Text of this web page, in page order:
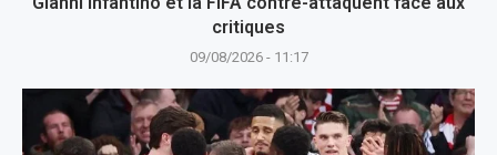
critiques
09/08/2026 - 11:17